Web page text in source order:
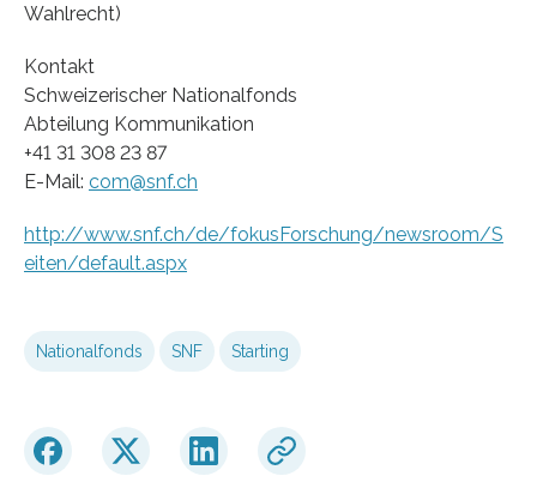
Wahlrecht)
Kontakt
Schweizerischer Nationalfonds
Abteilung Kommunikation
+41 31 308 23 87
E-Mail: com@snf.ch
http://www.snf.ch/de/fokusForschung/newsroom/S
eiten/default.aspx
Nationalfonds SNF Starting